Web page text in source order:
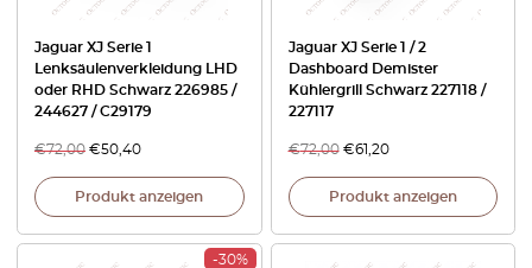
Jaguar XJ Serie 1
Lenksäulenverkleidung LHD
oder RHD Schwarz 226985 /
244627 / C29179
€72,00 €50,40
Produkt anzeigen
Jaguar XJ Serie 1 / 2
Dashboard Demister
Kühlergrill Schwarz 227118 /
227117
€72,00 €61,20
Produkt anzeigen
-30%